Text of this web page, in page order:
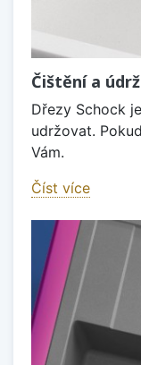
Čištění a
Dřezy Schock
udržovat.
Vám.
Číst více